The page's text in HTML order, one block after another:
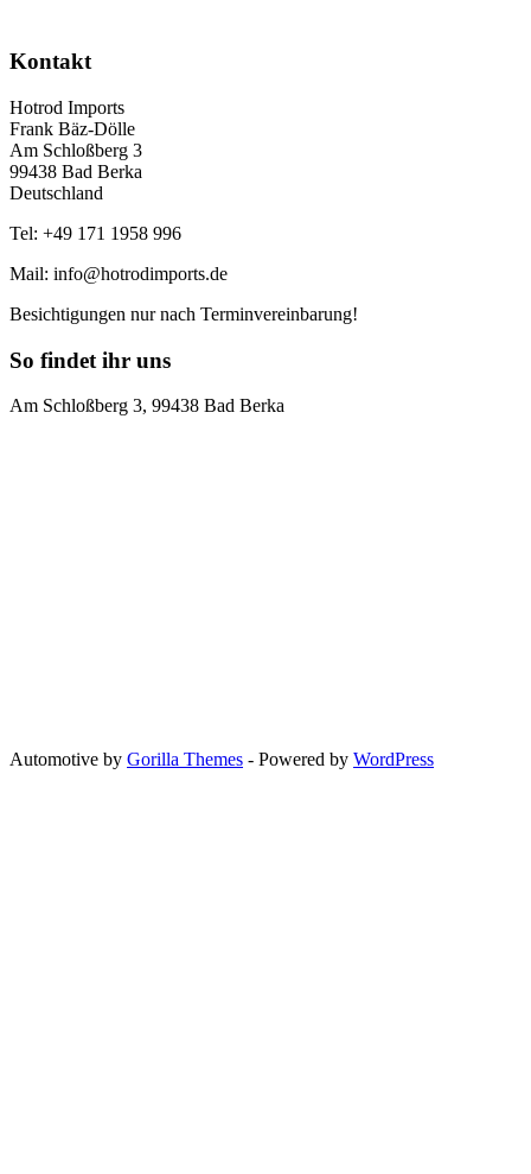
Kontakt
Hotrod Imports
Frank Bäz-Dölle
Am Schloßberg 3
99438 Bad Berka
Deutschland
Tel: +49 171 1958 996
Mail: info@hotrodimports.de
Besichtigungen nur nach Terminvereinbarung!
So findet ihr uns
Am Schloßberg 3, 99438 Bad Berka
Automotive by Gorilla Themes - Powered by WordPress